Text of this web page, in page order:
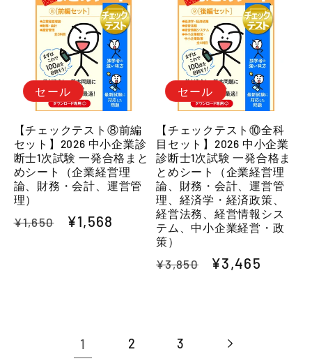
価
格
セール
【チェックテスト⑧前編
セット】2026 中小企業診
断士1次試験 一発合格まと
めシート（企業経営理
論、財務・会計、運営管
理）
通
¥1,650
セ
¥1,568
セール
【チェックテスト⑩全科
目セット】2026 中小企業
診断士1次試験 一発合格ま
とめシート（企業経営理
論、財務・会計、運営管
理、経済学・経済政策、
経営法務、経営情報シス
テム、中小企業経営・政
策）
通
¥3,850
セ
¥3,465
1 2 3